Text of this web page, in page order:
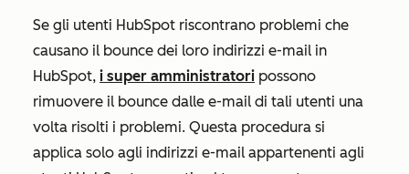
Se gli utenti HubSpot riscontrano problemi che
causano il bounce dei loro indirizzi e-mail in
HubSpot, i super amministratori possono
rimuovere il bounce dalle e-mail di tali utenti una
volta risolti i problemi. Questa procedura si
applica solo agli indirizzi e-mail appartenenti agli